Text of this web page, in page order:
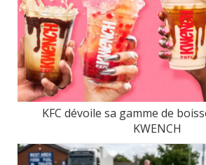
KFC dévoile sa gamme de
KWENCH